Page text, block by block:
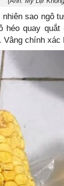
sao ngô
héo quay
chính